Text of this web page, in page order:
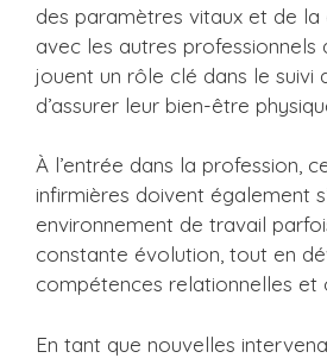
des paramètres vitaux et de la
avec les autres professionnels
jouent un rôle clé dans le suivi
d’assurer leur bien-être
À l’entrée dans la profession,
infirmières doivent également
environnement de travail
constante évolution, tout en
compétences relationnelles et
En tant que nouvelles